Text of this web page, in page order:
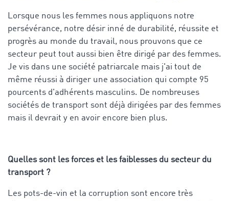
Lorsque nous les femmes nous appliquons notre
persévérance, notre désir inné de durabilité, réussite et
progrès au monde du travail, nous prouvons que ce
secteur peut tout aussi bien être dirigé par des femmes.
Je vis dans une société patriarcale mais j'ai tout de
même réussi à diriger une association qui compte 95
pourcents d'adhérents masculins. De nombreuses
sociétés de transport sont déjà dirigées par des femmes
mais il devrait y en avoir encore bien plus.
Quelles sont les forces et les faiblesses du secteur du
transport ?
Les pots-de-vin et la corruption sont encore très